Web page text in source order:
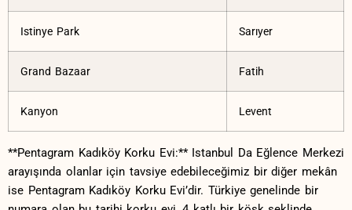
Istinye Park Sarıyer
Grand Bazaar Fatih
Kanyon Levent
**Pentagram Kadıköy Korku Evi:** Istanbul⁤ Da Eğlence Merkezi
arayışında olanlar için tavsiye edebileceğimiz bir diğer⁣ mekân
ise Pentagram Kadıköy⁢ Korku Evi’dir. Türkiye genelinde bir